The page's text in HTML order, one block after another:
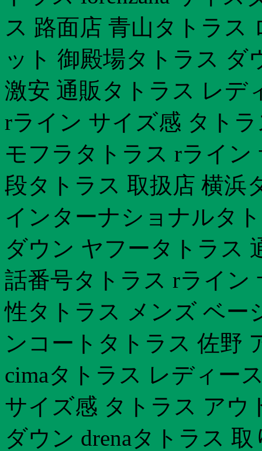
ス 路面店 青山タトラス
ット 御殿場タトラス ダ
激安 通販タトラス レデ
rライン サイズ感 タト
モフラタトラス rライ
段タトラス 取扱店 横浜
インターナショナルタ
ダウン ヤフータトラス
話番号タトラス rライン
性タトラス メンズ ベー
ンコートタトラス 佐野
cimaタトラス レディー
サイズ感 タトラス アウ
ダウン drenaタトラス